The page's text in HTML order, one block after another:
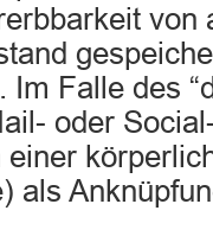
von
Im Falle des
oder
als